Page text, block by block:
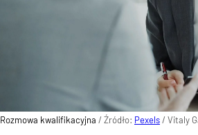
Rozmowa kwalifikacyjna / Źródło: Pexels/ Vitaly